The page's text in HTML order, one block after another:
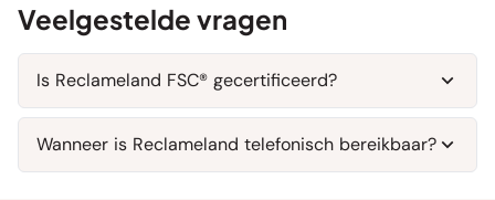
Veelgestelde vragen
Is Reclameland FSC® gecertificeerd?
Ja, Reclameland is FSC® gecertificeerd.
Wanneer is Reclameland telefonisch bereikbaar?